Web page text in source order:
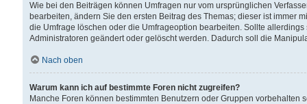
Wie bei den Beiträgen können Umfragen nur vom ursprünglichen
bearbeiten, ändern Sie den ersten Beitrag des Themas; dieser ist immer
die Umfrage löschen oder die Umfrageoption bearbeiten. Sollte
Administratoren geändert oder gelöscht werden. Dadurch soll die
Nach oben
Warum kann ich auf bestimmte Foren nicht zugreifen?
Manche Foren können bestimmten Benutzern oder Gruppen